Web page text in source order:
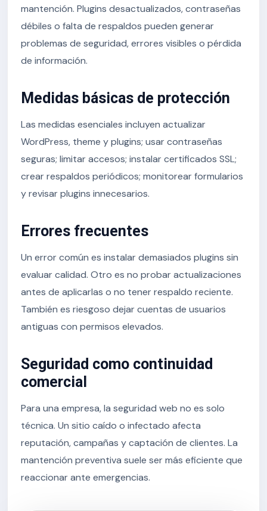
mantención. Plugins desactualizados, contraseñas
débiles o falta de respaldos pueden generar
problemas de seguridad, errores visibles o pérdida
de información.
Medidas básicas de protección
Las medidas esenciales incluyen actualizar
WordPress, theme y plugins; usar contraseñas
seguras; limitar accesos; instalar certificados SSL;
crear respaldos periódicos; monitorear formularios
y revisar plugins innecesarios.
Errores frecuentes
Un error común es instalar demasiados plugins sin
evaluar calidad. Otro es no probar actualizaciones
antes de aplicarlas o no tener respaldo reciente.
También es riesgoso dejar cuentas de usuarios
antiguas con permisos elevados.
Seguridad como continuidad
comercial
Para una empresa, la seguridad web no es solo
técnica. Un sitio caído o infectado afecta
reputación, campañas y captación de clientes. La
mantención preventiva suele ser más eficiente que
reaccionar ante emergencias.